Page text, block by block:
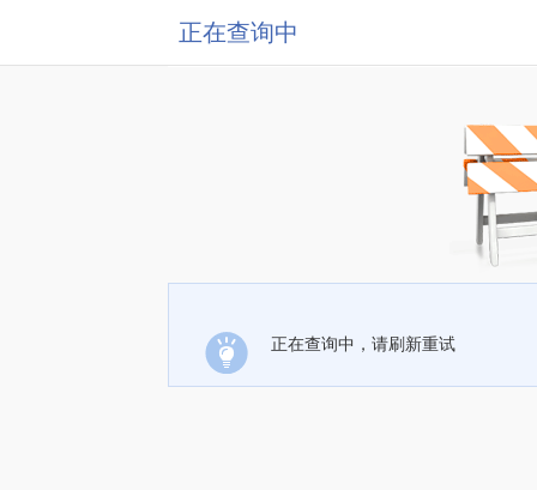
正在查询中
正在查询中，请刷新重试